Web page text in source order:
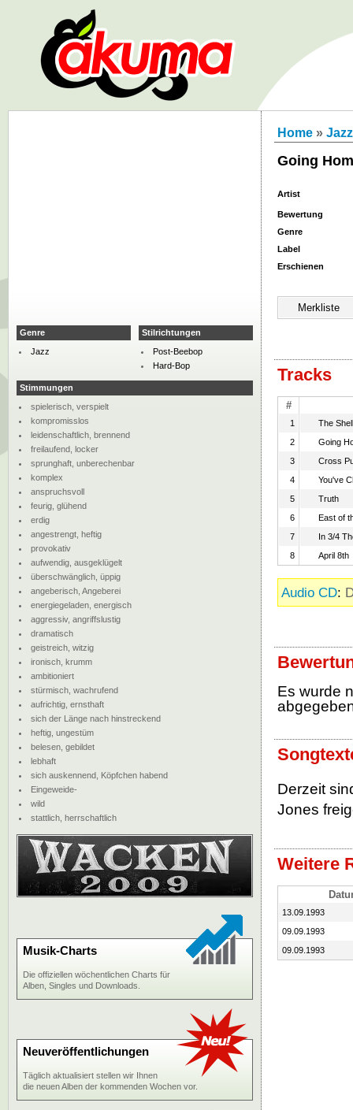
Home » Jazz
Going
Artist
Bewertung
Genre
Label
Erschienen
Tracks
#
1
The
2
Going
3
Cross
4
You've
5
Truth
6
East of
7
In 3/4
8
April 8th
Audio CD:
Es wurde
Derzeit
Jones
Weitere
13.09.1993
09.09.1993
09.09.1993
Genre
Jazz
Stilrichtungen
Post-Beebop
Hard-Bop
Stimmungen
spielerisch, verspielt
kompromisslos
leidenschaftlich, brennend
freilaufend, locker
sprunghaft, unberechenbar
komplex
anspruchsvoll
feurig, glühend
erdig
angestrengt, heftig
provokativ
aufwendig, ausgeklügelt
überschwänglich, üppig
angeberisch, Angeberei
energiegeladen, energisch
aggressiv, angriffslustig
dramatisch
geistreich, witzig
ironisch, krumm
ambitioniert
stürmisch, wachrufend
aufrichtig, ernsthaft
sich der Länge nach hinstreckend
heftig, ungestüm
belesen, gebildet
lebhaft
sich auskennend, Köpfchen habend
Eingeweide-
wild
stattlich, herrschaftlich
Musik-Charts
Die offiziellen wöchentlichen Charts für
Alben, Singles und Downloads.
Neuveröffentlichungen
Täglich aktualisiert stellen wir Ihnen
die neuen Alben der kommenden Wochen vor.